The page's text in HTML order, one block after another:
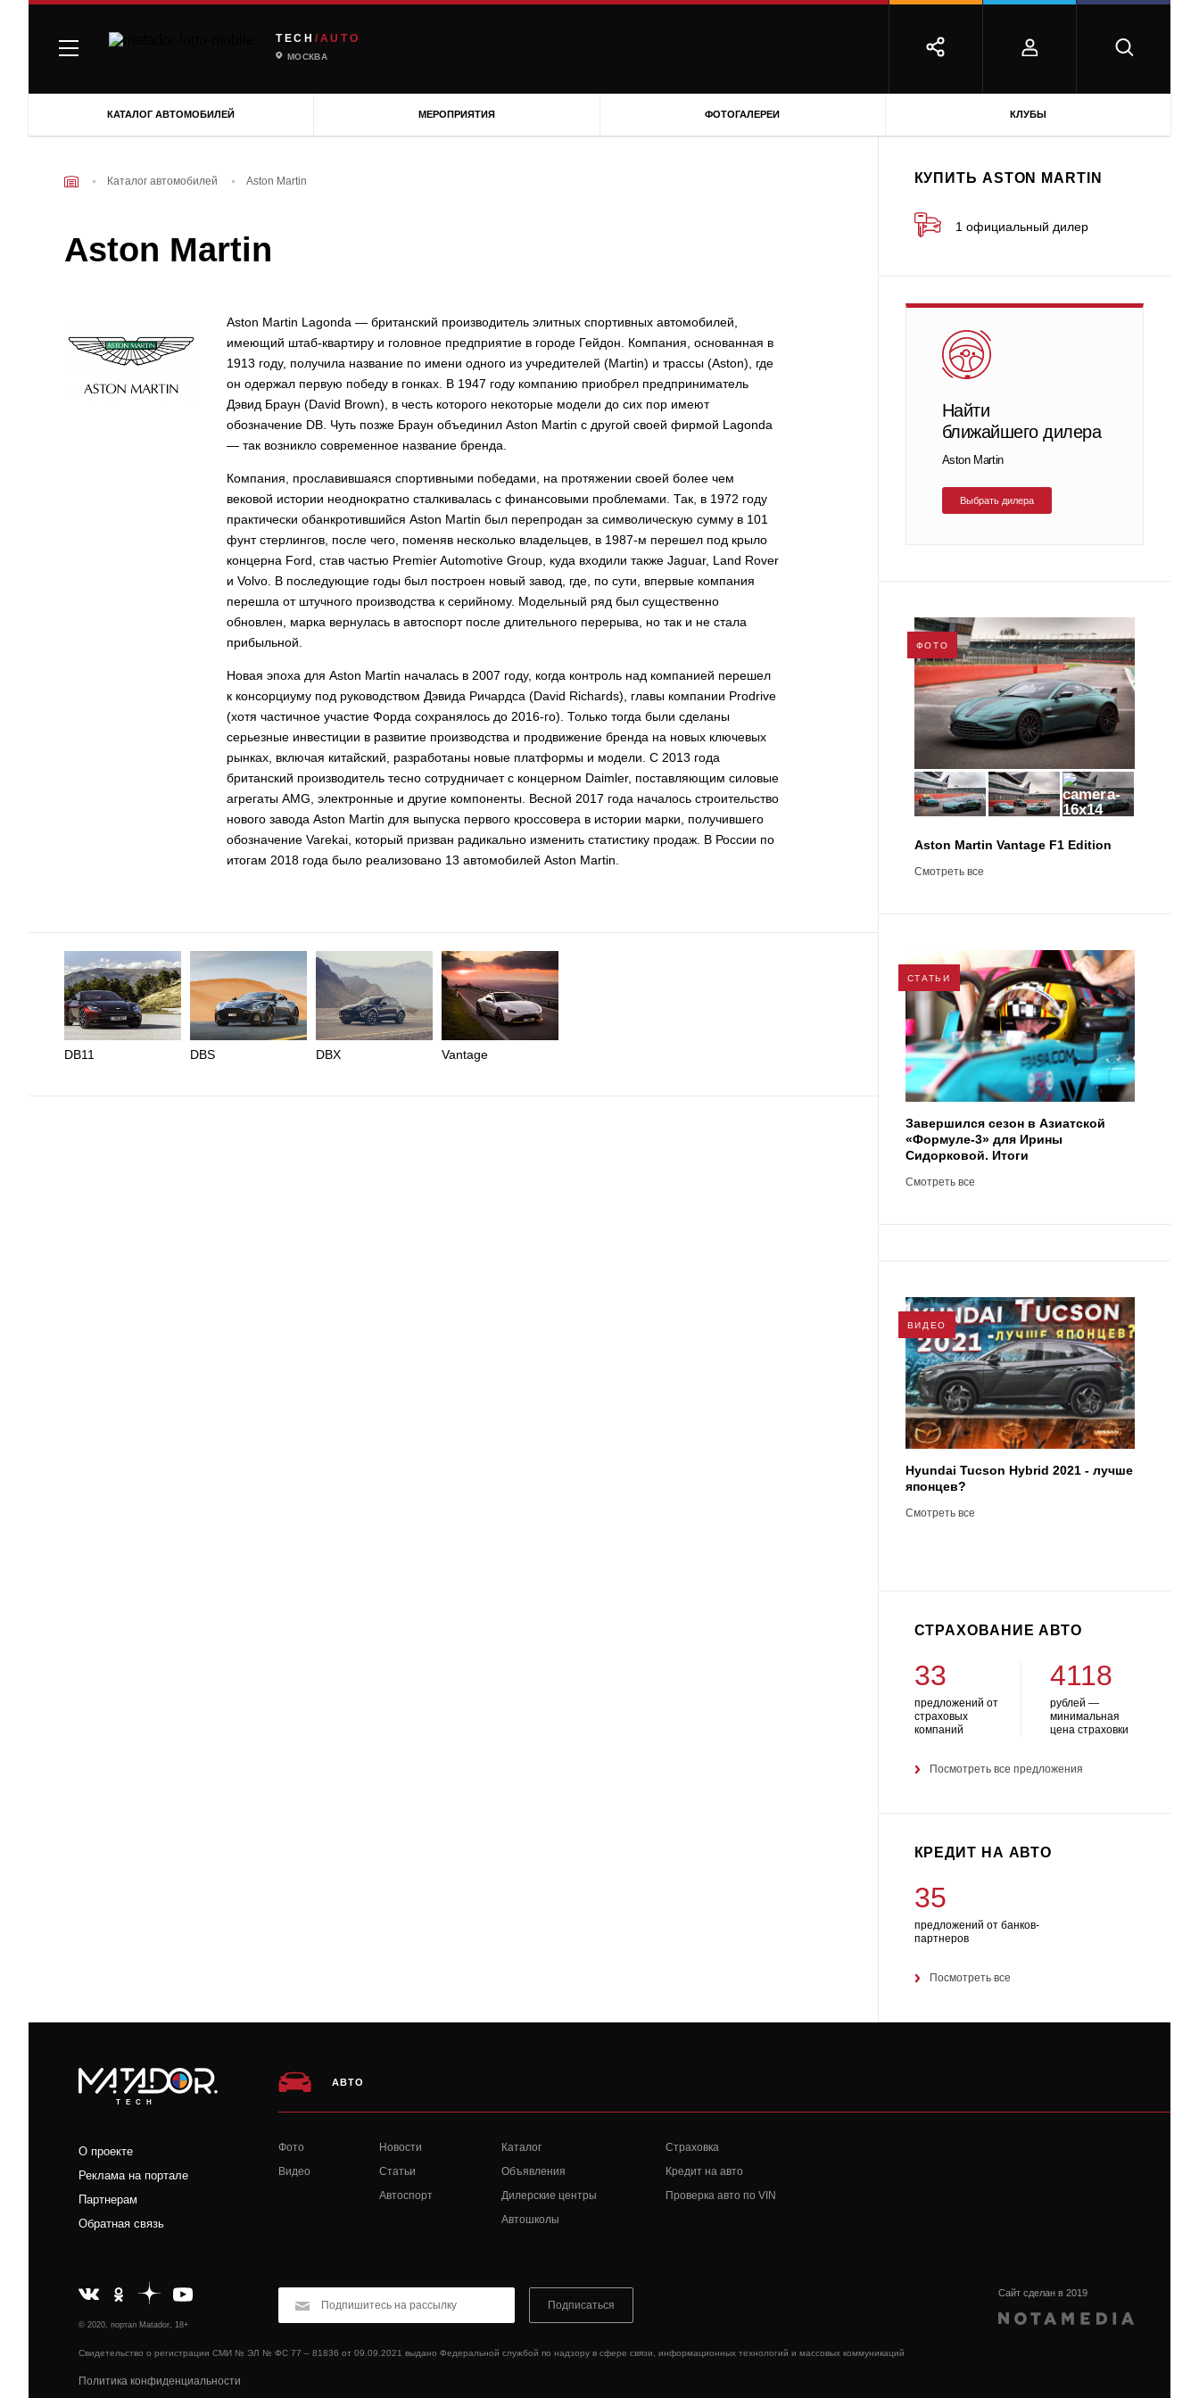
TECH /AUTO
МОСКВА
КАТАЛОГ АВТОМОБИЛЕЙ МЕРОПРИЯТИЯ ФОТОГАЛЕРЕИ КЛУБЫ
Каталог автомобилей Aston Martin
Aston Martin
Aston Martin Lagonda — британский производитель элитных спортивных автомобилей,
имеющий штаб-квартиру и головное предприятие в городе Гейдон. Компания, основанная в
1913 году, получила название по имени одного из учредителей (Martin) и трассы (Aston), где
он одержал первую победу в гонках. В 1947 году компанию приобрел предприниматель
Дэвид Браун (David Brown), в честь которого некоторые модели до сих пор имеют
обозначение DB. Чуть позже Браун объединил Aston Martin с другой своей фирмой Lagonda
— так возникло современное название бренда.
Компания, прославившаяся спортивными победами, на протяжении своей более чем
вековой истории неоднократно сталкивалась с финансовыми проблемами. Так, в 1972 году
практически обанкротившийся Aston Martin был перепродан за символическую сумму в 101
фунт стерлингов, после чего, поменяв несколько владельцев, в 1987-м перешел под крыло
концерна Ford, став частью Premier Automotive Group, куда входили также Jaguar, Land Rover
и Volvo. В последующие годы был построен новый завод, где, по сути, впервые компания
перешла от штучного производства к серийному. Модельный ряд был существенно
обновлен, марка вернулась в автоспорт после длительного перерыва, но так и не стала
прибыльной.
Новая эпоха для Aston Martin началась в 2007 году, когда контроль над компанией перешел
к консорциуму под руководством Дэвида Ричардса (David Richards), главы компании Prodrive
(хотя частичное участие Форда сохранялось до 2016-го). Только тогда были сделаны
серьезные инвестиции в развитие производства и продвижение бренда на новых ключевых
рынках, включая китайский, разработаны новые платформы и модели. С 2013 года
британский производитель тесно сотрудничает с концерном Daimler, поставляющим силовые
агрегаты AMG, электронные и другие компоненты. Весной 2017 года началось строительство
нового завода Aston Martin для выпуска первого кроссовера в истории марки, получившего
обозначение Varekai, который призван радикально изменить статистику продаж. В России по
итогам 2018 года было реализовано 13 автомобилей Aston Martin.
DB11 DBS DBX Vantage
КУПИТЬ ASTON MARTIN
1 официальный дилер
Найти
ближайшего дилера
Aston Martin
Выбрать дилера
ФОТО
Aston Martin Vantage F1 Edition
Смотреть все
СТАТЬИ
Завершился сезон в Азиатской
«Формуле-3» для Ирины
Сидорковой. Итоги
Смотреть все
ВИДЕО
Hyundai Tucson Hybrid 2021 - лучше
японцев?
Смотреть все
СТРАХОВАНИЕ АВТО
33
предложений от
страховых
компаний
4118
рублей —
минимальная
цена страховки
Посмотреть все предложения
КРЕДИТ НА АВТО
35
предложений от банков-
партнеров
Посмотреть все
TECH
О проекте
Реклама на портале
Партнерам
Обратная связь
АВТО
Фото
Видео
Новости
Статьи
Автоспорт
Каталог
Объявления
Дилерские центры
Автошколы
Страховка
Кредит на авто
Проверка авто по VIN
© 2020, портал Matador, 18+
Свидетельство о регистрации СМИ № ЭЛ № ФС 77 – 81836 от 09.09.2021 выдано Федеральной службой по надзору в сфере связи, информационных технологий и массовых коммуникаций
Политика конфиденциальности
Подписаться
Сайт сделан в 2019